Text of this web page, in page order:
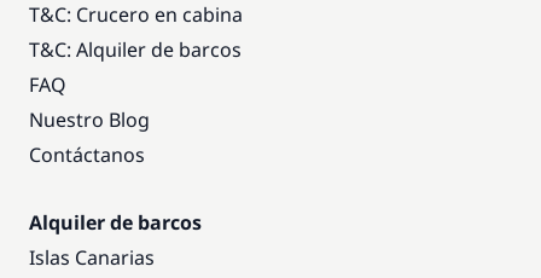
T&C: Crucero en cabina
T&C: Alquiler de barcos
FAQ
Nuestro Blog
Contáctanos
Alquiler de barcos
Islas Canarias